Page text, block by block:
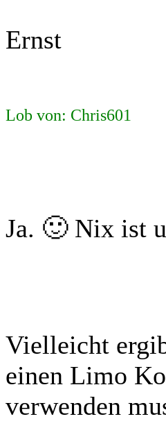
Ernst
Lob von: Chris601
Ja. 🙂 Nix ist
Vielleicht
einen Limo
verwenden